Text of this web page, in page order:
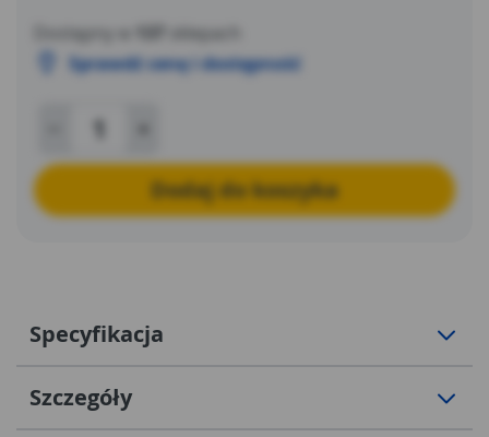
Dostępny w
sklepach
Sprawdź cenę i dostępność
Dodaj do koszyka
Specyfikacja
Szczegóły